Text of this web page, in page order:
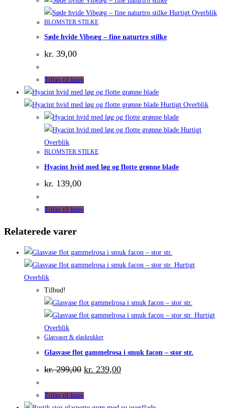
Hurtigt Overblik
BLOMSTER STILKE
Søde hvide Vibeæg – fine naturtro stilke
kr. 39,00
Tilføj til kurv
Hurtigt Overblik
Hurtigt
Overblik
BLOMSTER STILKE
Hyacint hvid med løg og flotte grønne blade
kr. 139,00
Tilføj til kurv
Relaterede varer
Hurtigt
Overblik
Tilbud!
Hurtigt
Overblik
Glasvaser & glaskrukker
Glasvase flot gammelrosa i smuk facon – stor str.
kr.299,00 Den
oprindelige
var:
kr. 299,00.
kr. 239,00Den
aktuelle
kr. 239,00.
Tilføj til kurv